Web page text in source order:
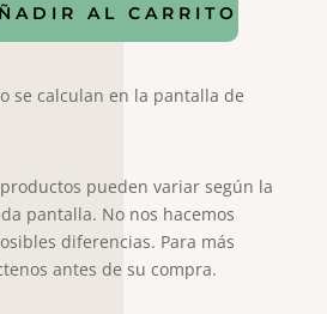
AL CARRITO
se calculan en la pantalla de
pueden variar según la
pantalla. No nos hacemos
diferencias. Para más
antes de su compra.